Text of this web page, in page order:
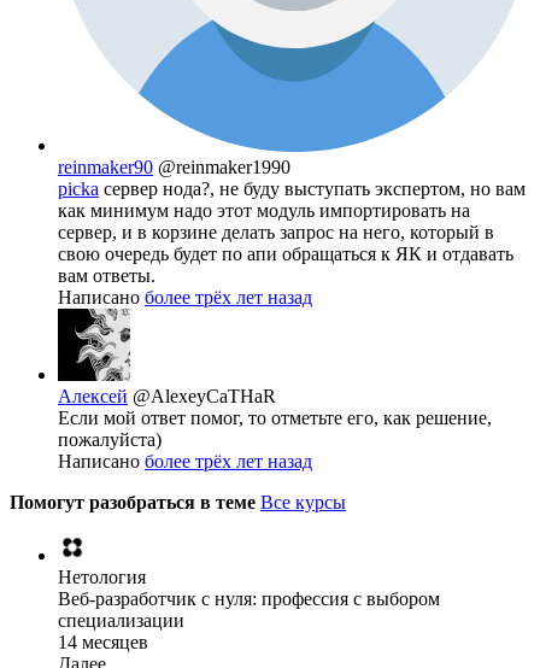
reinmaker90 @reinmaker1990
picka сервер нода?, не буду выступать экспертом, но вам
как минимум надо этот модуль импортировать на
сервер, и в корзине делать запрос на него, который в
свою очередь будет по апи обращаться к ЯК и отдавать
вам ответы.
Написано более трёх лет назад
Алексей @AlexeyCaTHaR
Если мой ответ помог, то отметьте его, как решение,
пожалуйста)
Написано более трёх лет назад
Помогут разобраться в теме Все курсы
Нетология
Веб-разработчик с нуля: профессия с выбором
специализации
14 месяцев
Далее